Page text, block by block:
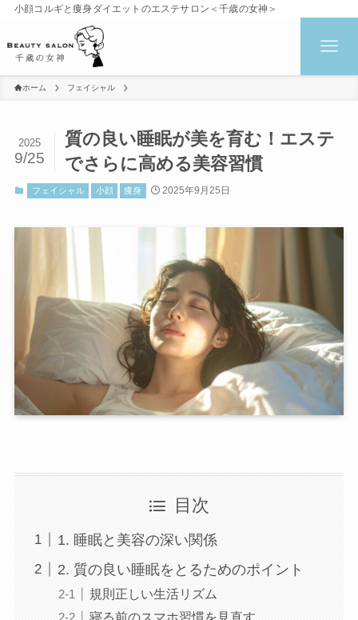
小顔コルギと痩身ダイエットのエステサロン＜千歳の女神＞
ホーム フェイシャル
質の良い睡眠が美を育む！エステ
でさらに高める美容習慣
2025
9/25
フェイシャル 小顔 痩身 2025年9月25日
目次
1. 睡眠と美容の深い関係
2. 質の良い睡眠をとるためのポイント
規則正しい生活リズム
寝る前のスマホ習慣を見直す
店舗一覧